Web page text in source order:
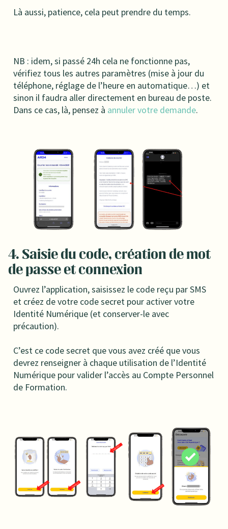
Là aussi, patience, cela peut prendre du temps.
NB : idem, si passé 24h cela ne fonctionne pas,
vérifiez tous les autres paramètres (mise à jour du
téléphone, réglage de l’heure en automatique…) et
sinon il faudra aller directement en bureau de poste.
Dans ce cas, là, pensez à annuler votre demande.
4. Saisie du code, création de mot
de passe et connexion
Ouvrez l’application, saisissez le code reçu par SMS
et créez de votre code secret pour activer votre
Identité Numérique (et conserver-le avec
précaution).
C’est ce code secret que vous avez créé que vous
devrez renseigner à chaque utilisation de l’Identité
Numérique pour valider l’accès au Compte Personnel
de Formation.